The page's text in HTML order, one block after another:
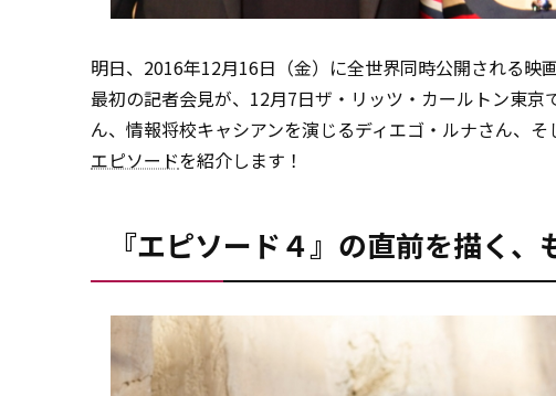
明日、2016年12月16日（金）に全世界同時公開される映
最初の記者会見が、12月7日ザ・リッツ・カールトン東
ん、情報将校キャシアンを演じるディエゴ・ルナさん、
エピソードを紹介します！
『エピソード４』の直前を描く